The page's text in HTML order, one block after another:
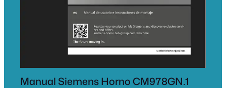
Manual Siemens Horno CM978GN.1